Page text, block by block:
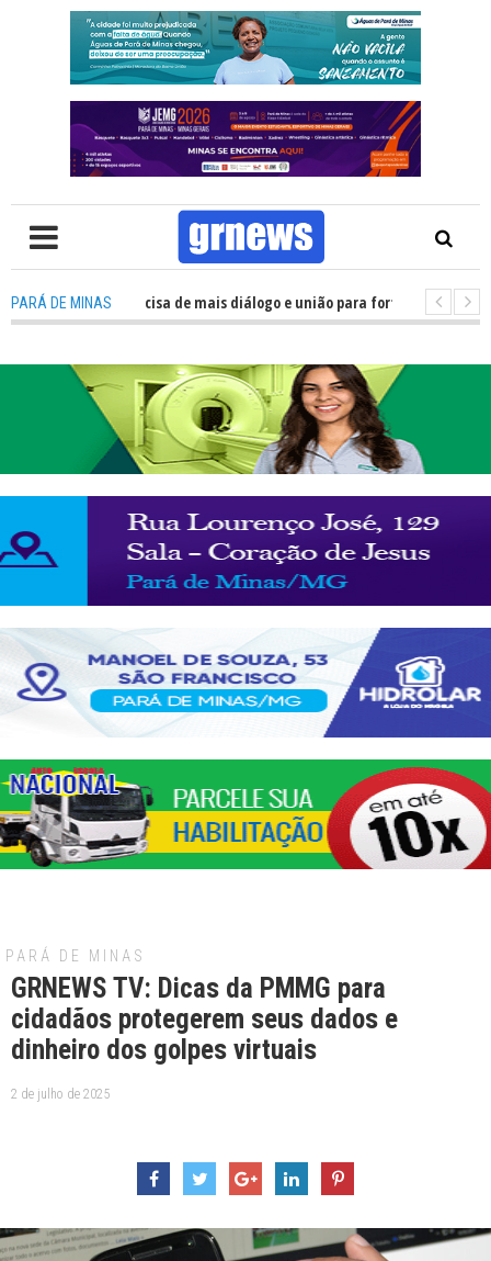
PARÁ DE MINAS
TV: Política precisa de mais diálogo e união para fortalecer Minas e
PARÁ DE MINAS
GRNEWS TV: Dicas da PMMG para
cidadãos protegerem seus dados e
dinheiro dos golpes virtuais
2 de julho de 2025